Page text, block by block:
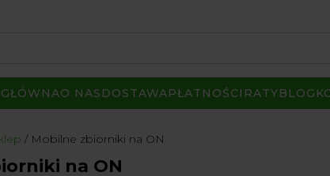
O NAS DOSTAWAPŁATNOŚCI RATYBLOG
Mobilne zbiorniki na ON
na ON